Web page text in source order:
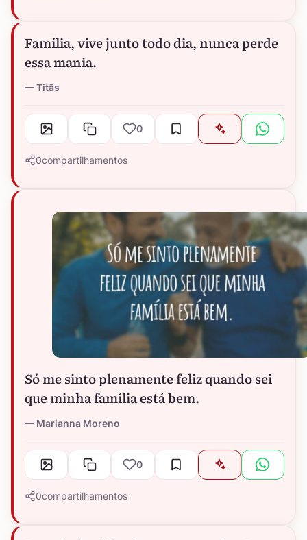
Família, vive junto todo dia, nunca perde
essa mania.
Titãs
0
0compartilhamentos
Só me sinto plenamente feliz quando sei
que minha família está bem.
Marianna Moreno
0
0compartilhamentos